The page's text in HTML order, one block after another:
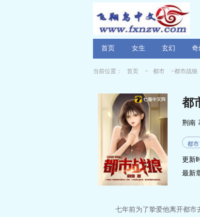
首页 女生 玄幻 奇
当前位置： 首页 > 都市 >都市战狼
都
荆南
都市
更新
最新
七年前为了挚爱他离开都市